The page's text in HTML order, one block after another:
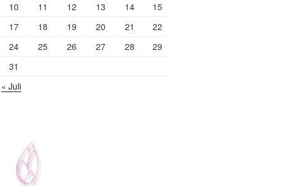
10 11 12 13 14
15
17 18 19 20 21
22
24 25 26 27 28
29
31
« Juli